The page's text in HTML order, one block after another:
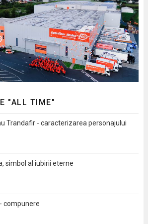
"ALL TIME"
Trandafir - caracterizarea personajului
simbol al iubirii eterne
compunere